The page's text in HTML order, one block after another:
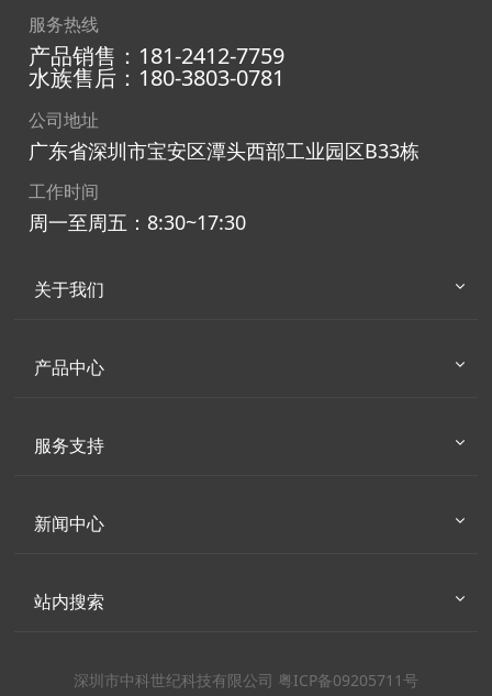
服务热线
产品销售：181-2412-7759
水族售后：180-3803-0781
公司地址
广东省深圳市宝安区潭头西部工业园区B33栋
工作时间
周一至周五：8:30~17:30
关于我们
产品中心
服务支持
新闻中心
站内搜索
深圳市中科世纪科技有限公司 粤ICP备09205711号